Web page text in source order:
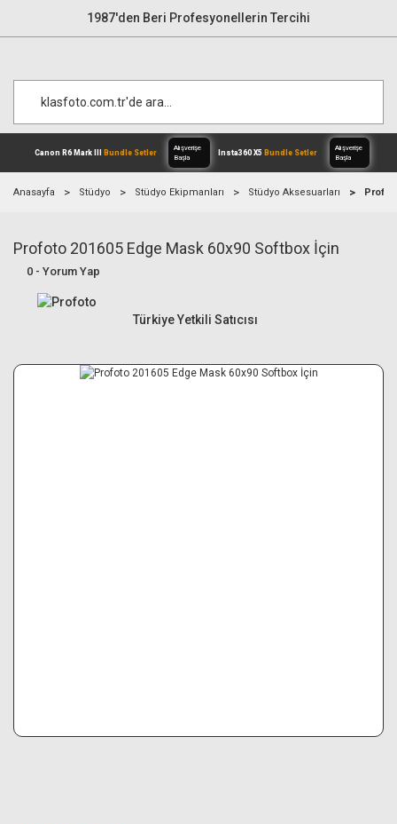
1987'den Beri Profesyonellerin Tercihi
Canon R6 Mark IIIBundle Setler
Alışverişe
Anasayfa Stüdyo Stüdyo Ekipmanları Stüdyo Aksesuarları
Profoto 201605 Edge Mask 60x90 Softbox İçin
0 - Yorum Yap
Türkiye Yetkili Satıcısı